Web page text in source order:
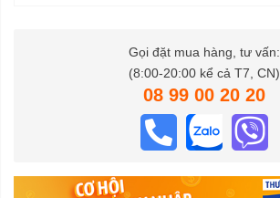
Gọi đặt mua hàng, tư vấn:
(8:00-20:00 kể cả T7, CN)
08 99 00 20 20